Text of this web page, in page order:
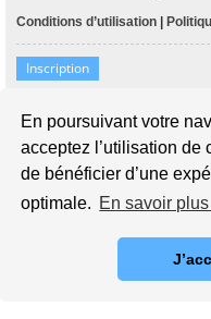
En poursuivant votre
acceptez l’utilisation de
de bénéficier d’une
optimale. En savoir
Conditions d’utilisation |
Inscription